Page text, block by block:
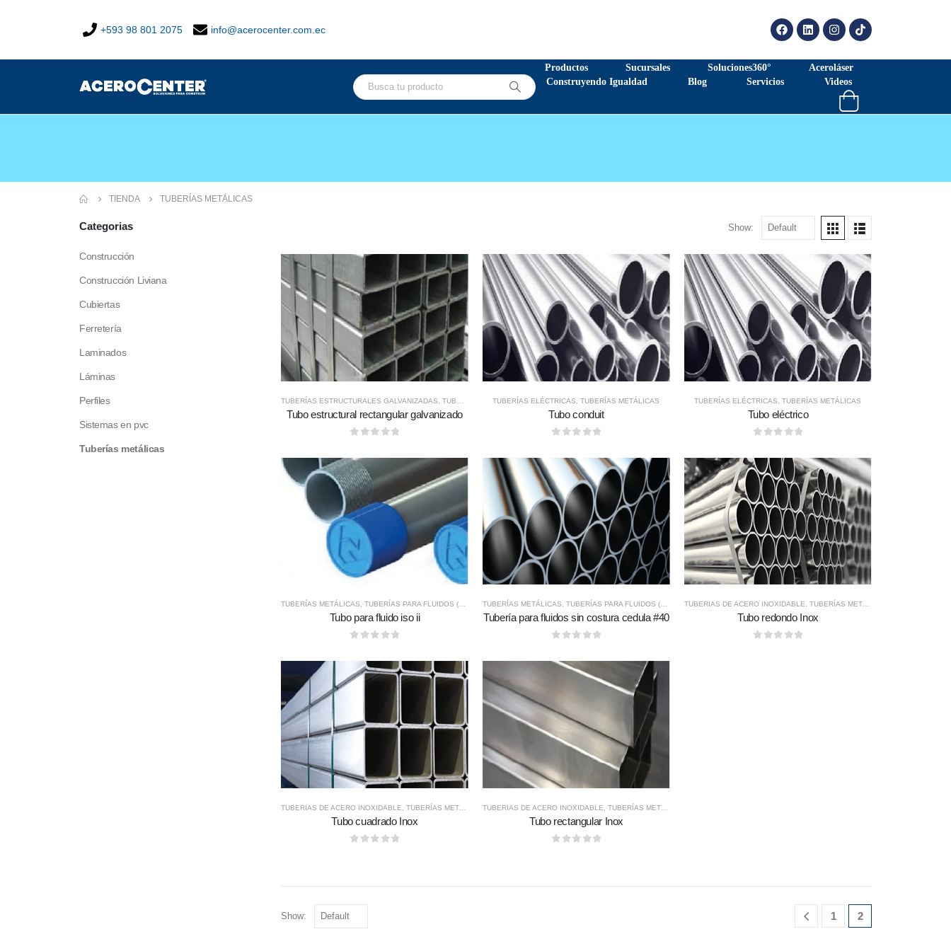
+593 98 801 2075 info@acerocenter.com.ec
Productos Sucursales Soluciones360°
Aceroláser
Construyendo Igualdad
Blog Servicios Videos
TIENDA TUBERÍAS METÁLICAS
Show:
TUBERÍAS ESTRUCTURALES GALVANIZADAS TUBERÍAS METÁLICAS
Tubo estructural rectangular galvanizado
TUBERÍAS ELÉCTRICAS ,TUBERÍAS METÁLICAS
Tubo conduit
TUBERÍAS ELÉCTRICAS ,TUBERÍAS METÁLICAS
Tubo eléctrico
TUBERÍAS METÁLICAS TUBERÍAS PARA FLUIDOS (CAÑERIAS)
Tubo para fluido iso ii
TUBERÍAS METÁLICAS TUBERÍAS PARA FLUIDOS (CAÑERIAS)
Tubería para fluidos sin costura cedula #40
TUBERIAS DE ACERO INOXIDABLE TUBERÍAS METÁLICAS
Tubo redondo Inox
TUBERIAS DE ACERO INOXIDABLE TUBERÍAS METÁLICAS
Tubo cuadrado Inox
TUBERIAS DE ACERO INOXIDABLE TUBERÍAS METÁLICAS
Tubo rectangular Inox
Show: 1 2
Categorias
Construcción
Construcción Liviana
Cubiertas
Ferretería
Laminados
Láminas
Perfiles
Sistemas en pvc
Tuberías metálicas